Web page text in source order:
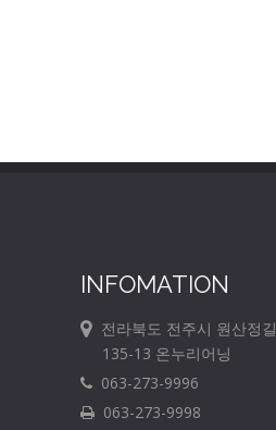
INFOMATION
전라북도 전주시 원산정길
135-13 온누리어닝
063-273-9996
063-273-9998